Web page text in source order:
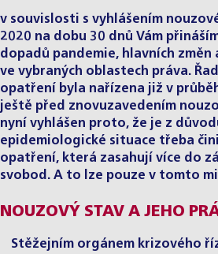
v souvislosti s vyhlášením
2020 na dobu 30 dnů Vám
dopadů pandemie, hlavních
ve vybraných oblastech práva.
opatření byla nařízena již v
ještě před znovuzavedením
nyní vyhlášen proto, že je z
epidemiologické situace třeba
opatření, která zasahují více do
svobod. A to lze pouze v tomto
NOUZOVÝ STAV A JEHO
Stěžejním orgánem krizového